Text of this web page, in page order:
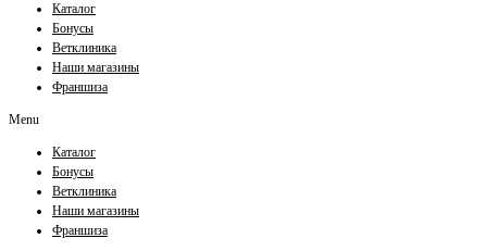
Каталог
Бонусы
Ветклиника
Наши магазины
Франшиза
Menu
Каталог
Бонусы
Ветклиника
Наши магазины
Франшиза